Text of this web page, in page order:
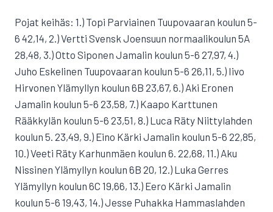
Pojat keihäs: 1.) Topi Parviainen Tuupovaaran koulun 5-
6 42,14, 2.) Vertti Svensk Joensuun normaalikoulun 5A
28,48, 3.) Otto Siponen Jamalin koulun 5-6 27,97, 4.)
Juho Eskelinen Tuupovaaran koulun 5-6 26,11, 5.) Iivo
Hirvonen Ylämyllyn koulun 6B 23,67, 6.) Aki Eronen
Jamalin koulun 5-6 23,58, 7.) Kaapo Karttunen
Rääkkylän koulun 5-6 23,51, 8.) Luca Räty Niittylahden
koulun 5. 23,49, 9.) Eino Kärki Jamalin koulun 5-6 22,85,
10.) Veeti Räty Karhunmäen koulun 6. 22,68, 11.) Aku
Nissinen Ylämyllyn koulun 6B 20, 12.) Luka Gerres
Ylämyllyn koulun 6C 19,66, 13.) Eero Kärki Jamalin
koulun 5-6 19,43, 14.) Jesse Puhakka Hammaslahden